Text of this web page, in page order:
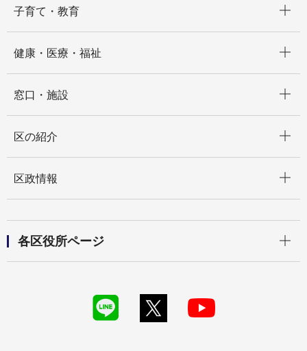
子育て・教育
健康・医療・福祉
窓口・施設
区の紹介
区政情報
各区役所ページ